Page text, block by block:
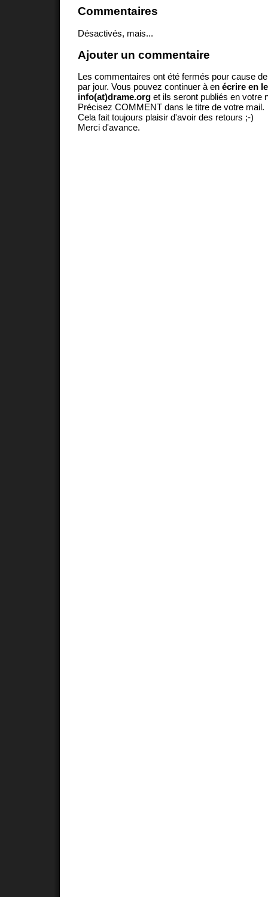
Commentaires
Désactivés, mais...
Ajouter un commentaire
Les commentaires ont été fermés pour cause
par jour. Vous pouvez continuer à en écrire en
info(at)drame.org et ils seront publiés en votre
Précisez COMMENT dans le titre de votre mail.
Cela fait toujours plaisir d'avoir des retours ;-)
Merci d'avance.